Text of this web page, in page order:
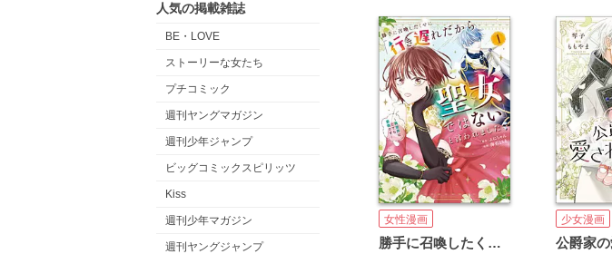
人気の掲載雑誌
BE・LOVE
ストーリーな女たち
プチコミック
週刊ヤングマガジン
週刊少年ジャンプ
ビッグコミックスピリッツ
Kiss
週刊少年マガジン
週刊ヤングジャンプ
女性漫画
勝手に召喚したくせに「行き遅れだから聖女ではない」と言われました ～異世界はとても面倒です～
少女漫画